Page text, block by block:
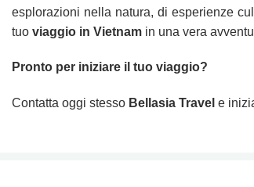
esplorazioni nella natura, di esperienze
tuo viaggio in Vietnam in una vera
Pronto per iniziare il tuo viaggio?
Contatta oggi stesso Bellasia Travel e